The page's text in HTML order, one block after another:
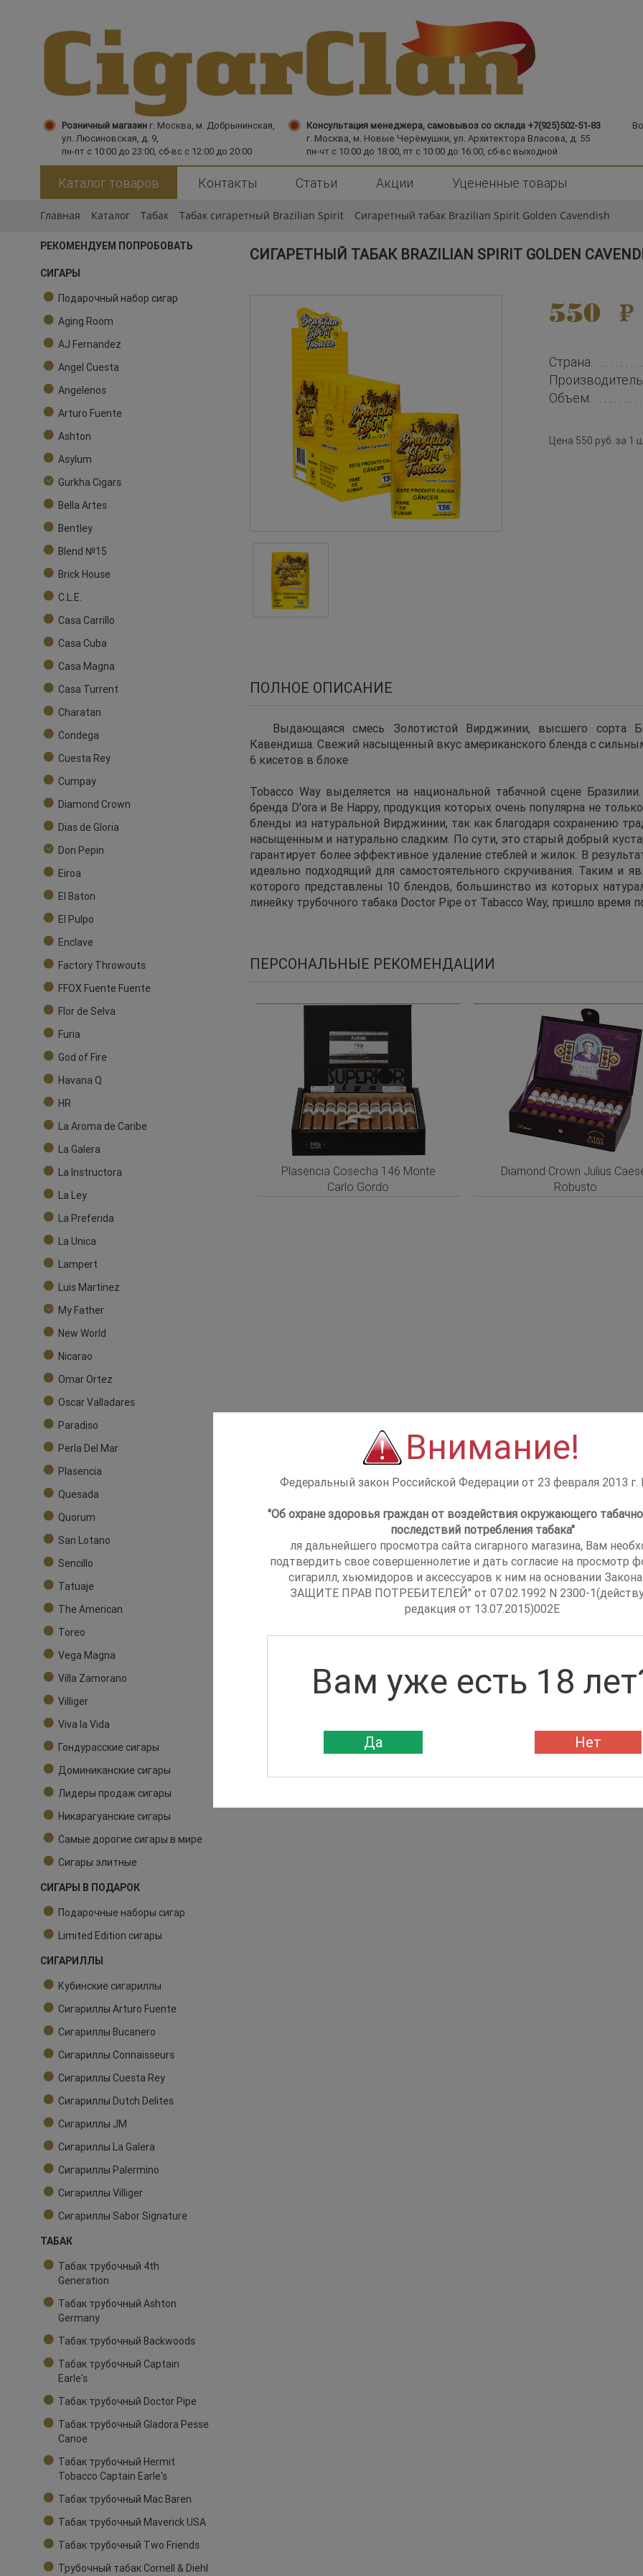
Розничный магазин г. Москва, м. Добрынинская,
ул. Люсиновская, д. 9,
пн-пт с 10:00 до 23:00, сб-вс с 12:00 до 20:00
Консультация менеджера, самовывоз со склада +7(925)502-51-83
г. Москва, м. Новые Черёмушки, ул. Архитектора Власова, д. 55
пн-чт с 10:00 до 18:00, пт с 10:00 до 16:00, сб-вс выходной
Каталог товаров Контакты Статьи Акции Уцененные товары
Главная Каталог Табак Табак сигаретный Brazilian Spirit Сигаретный табак Brazilian Spirit Golden Cavendish
РЕКОМЕНДУЕМ ПОПРОБОВАТЬ
СИГАРЫ
Подарочный набор сигар
Aging Room
AJ Fernandez
Angel Cuesta
Angelenos
Arturo Fuente
Ashton
Asylum
Gurkha Cigars
Bella Artes
Bentley
Blend №15
Brick House
C.L.E.
Casa Carrillo
Casa Cuba
Casa Magna
Casa Turrent
Charatan
Condega
Cuesta Rey
Cumpay
Diamond Crown
Dias de Gloria
Don Pepin
Eiroa
El Baton
El Pulpo
Enclave
Factory Throwouts
FFOX Fuente Fuente
Flor de Selva
Furia
God of Fire
Havana Q
HR
La Aroma de Caribe
La Galera
La Instructora
La Ley
La Preferida
La Unica
Lampert
Luis Martinez
My Father
New World
Nicarao
Omar Ortez
Oscar Valladares
Paradiso
Perla Del Mar
Plasencia
Quesada
Quorum
San Lotano
Sencillo
Tatuaje
The American
Toreo
Vega Magna
Villa Zamorano
Villiger
Viva la Vida
Гондурасские сигары
Доминиканские сигары
Лидеры продаж сигары
Никарагуанские сигары
Самые дорогие сигары в мире
Сигары элитные
СИГАРЫ В ПОДАРОК
Подарочные наборы сигар
Limited Edition сигары
СИГАРИЛЛЫ
Кубинские сигариллы
Сигариллы Arturo Fuente
Сигариллы Bucanero
Сигариллы Connaisseurs
Сигариллы Cuesta Rey
Сигариллы Dutch Delites
Сигариллы JM
Сигариллы La Galera
Сигариллы Palermino
Сигариллы Villiger
Сигариллы Sabor Signature
ТАБАК
Табак трубочный 4th
Generation
Табак трубочный Ashton
Germany
Табак трубочный Backwoods
Табак трубочный Captain
Earle's
Табак трубочный Doctor Pipe
Табак трубочный Gladora Pesse
Canoe
Табак трубочный Hermit
Tobacco Captain Earle's
Табак трубочный Mac Baren
Табак трубочный Maverick USA
Табак трубочный Two Friends
Трубочный табак Cornell & Diehl
СИГАРЕТНЫЙ ТАБАК BRAZILIAN SPIRIT GOLDEN
550
Страна
Производитель
Объем
Цена 550 руб. за 1
ПОЛНОЕ ОПИСАНИЕ
Выдающаяся смесь Золотистой Вирджинии, высшего сорта
Кавендиша. Свежий насыщенный вкус американского бленда с
6 кисетов в блоке
Tobacco Way выделяется на национальной табачной сцене
бренда D'ora и Be Happy, продукция которых очень популярна не
бленды из натуральной Вирджинии, так как благодаря сохранению
насыщенным и натурально сладким. По сути, это старый добрый
гарантирует более эффективное удаление стеблей и жилок. В
идеально подходящий для самостоятельного скручивания. Таким и
которого представлены 10 блендов, большинство из которых
линейку трубочного табака Doctor Pipe от Tabacco Way, пришло
ПЕРСОНАЛЬНЫЕ РЕКОМЕНДАЦИИ
Plasencia Cosecha 146 Monte
Carlo Gordo
Diamond Crown Julius
Robusto
Внимание!
Федеральный закон Российской Федерации от 23 февраля 2013
"Об охране здоровья граждан от воздействия окружающего
последствий потребления табака"
ля дальнейшего просмотра сайта сигарного магазина, Вам
подтвердить свое совершеннолетие и дать согласие на просмотр
сигарилл, хьюмидоров и аксессуаров к ним на основании
ЗАЩИТЕ ПРАВ ПОТРЕБИТЕЛЕЙ" от 07.02.1992 N 2300-
редакция от 13.07.2015)002E
Вам уже есть 18
Да Нет